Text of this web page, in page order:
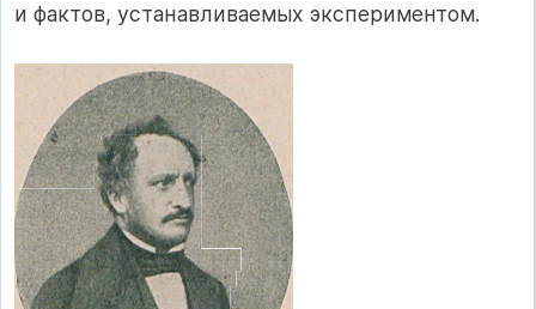
и фактов, устанавливаемых экспериментом.